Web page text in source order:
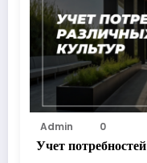
Admin
0
Учет